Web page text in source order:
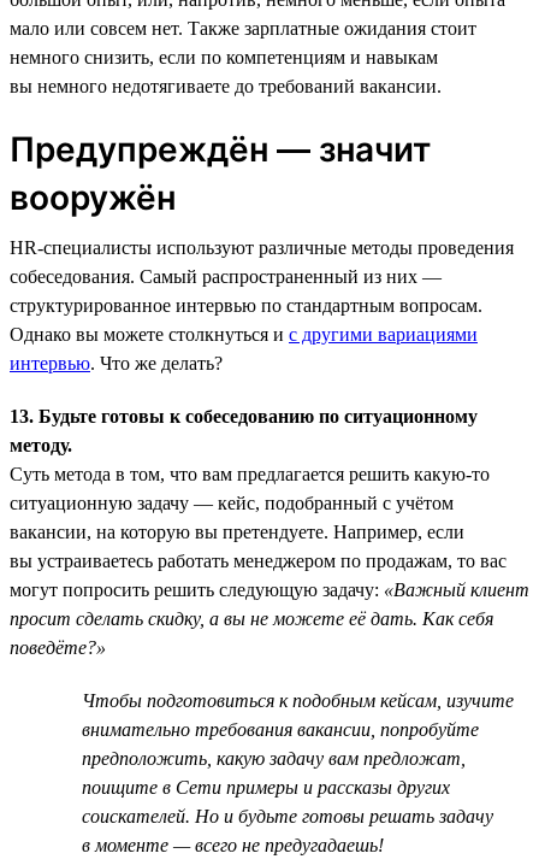
мало или совсем нет. Также зарплатные ожидания стоит
немного снизить, если по компетенциям и навыкам
вы немного недотягиваете до требований вакансии.
Предупреждён — значит
вооружён
HR-специалисты используют различные методы проведения
собеседования. Самый распространенный из них —
структурированное интервью по стандартным вопросам.
Однако вы можете столкнуться и с другими вариациями
интервью. Что же делать?
13. Будьте готовы к собеседованию по ситуационному
методу.
Суть метода в том, что вам предлагается решить какую-то
ситуационную задачу — кейс, подобранный с учётом
вакансии, на которую вы претендуете. Например, если
вы устраиваетесь работать менеджером по продажам, то вас
могут попросить решить следующую задачу: «Важный клиент
просит сделать скидку, а вы не можете её дать. Как себя
поведёте?»
Чтобы подготовиться к подобным кейсам, изучите
внимательно требования вакансии, попробуйте
предположить, какую задачу вам предложат,
поищите в Сети примеры и рассказы других
соискателей. Но и будьте готовы решать задачу
в моменте — всего не предугадаешь!